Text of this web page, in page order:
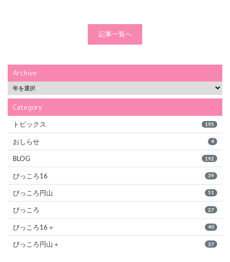
記事一覧へ
Archive
Category
トピックス 195
おしらせ 4
BLOG 192
ぴっころ16 39
ぴっころ円山 51
ぴっころ 27
ぴっころ16＋ 40
ぴっころ円山＋ 37